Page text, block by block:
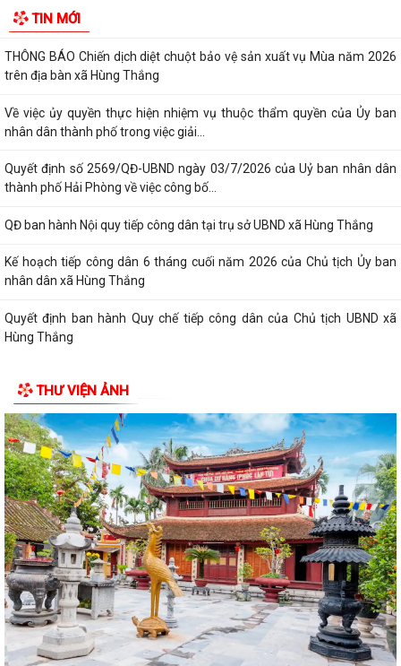
TIN MỚI
năm 2026
THÔNG BÁO Chiến dịch diệt chuột bảo vệ sản xuất vụ Mùa năm 2026
trên địa bàn xã Hùng Thắng
Về việc ủy quyền thực hiện nhiệm vụ thuộc thẩm quyền của Ủy ban
nhân dân thành phố trong việc giải...
Quyết định số 2569/QĐ-UBND ngày 03/7/2026 của Uỷ ban nhân dân
thành phố Hải Phòng về việc công bố...
QĐ ban hành Nội quy tiếp công dân tại trụ sở UBND xã Hùng Thắng
Kế hoạch tiếp công dân 6 tháng cuối năm 2026 của Chủ tịch Ủy ban
nhân dân xã Hùng Thắng
Quyết định ban hành Quy chế tiếp công dân của Chủ tịch UBND xã
Hùng Thắng
THÔNG BÁO Về việc công khai niêm yết về nghĩa vụ thuế và tạm hoãn
xuất cảnh đối với công dân trên...
V/v triển khai thực hiện Quyết định số 51/2026/QĐ-UBND ngày
26/6/2026 của UBND thành phố ban hành...
Xã Hùng Thắng công bố các quyết định về công tác cán bộ
Xã Hùng Thắng sơ kết nhiệm vụ phát triển kinh tế - xã hội 6 tháng đầu
năm, triển khai nhiệm vụ 6...
HỘI CCB TP HẢI PHÒNG BÀN GIAO KINH PHÍ HỖ TRỢ SỬA CHỮA VÀ
KHÁNH THÀNH NHÀ “NGHĨA TÌNH CỰU CHIẾN...
THƯ VIỆN ẢNH